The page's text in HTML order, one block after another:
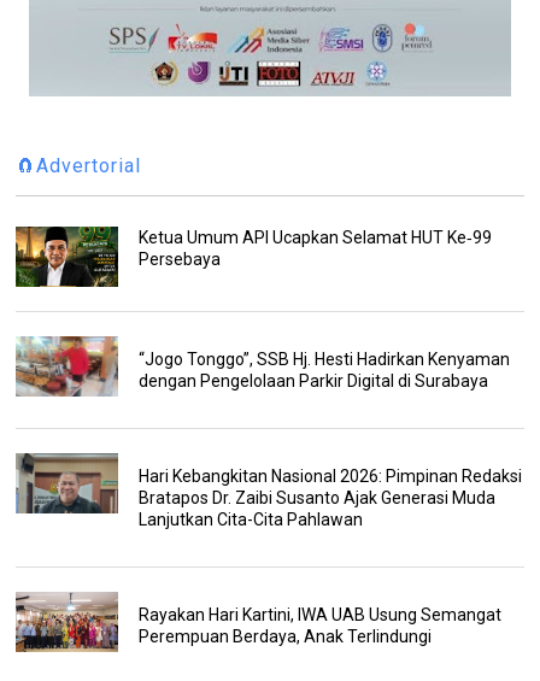
🧲Advertorial
Ketua Umum API Ucapkan Selamat HUT Ke‑99
Persebaya
“Jogo Tonggo”, SSB Hj. Hesti Hadirkan Kenyaman
dengan Pengelolaan Parkir Digital di Surabaya
Hari Kebangkitan Nasional 2026: Pimpinan Redaksi
Bratapos Dr. Zaibi Susanto Ajak Generasi Muda
Lanjutkan Cita-Cita Pahlawan
Rayakan Hari Kartini, IWA UAB Usung Semangat
Perempuan Berdaya, Anak Terlindungi